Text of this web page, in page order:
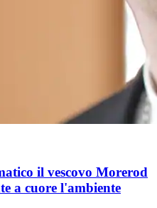
il vescovo Morerod
a cuore l'ambiente